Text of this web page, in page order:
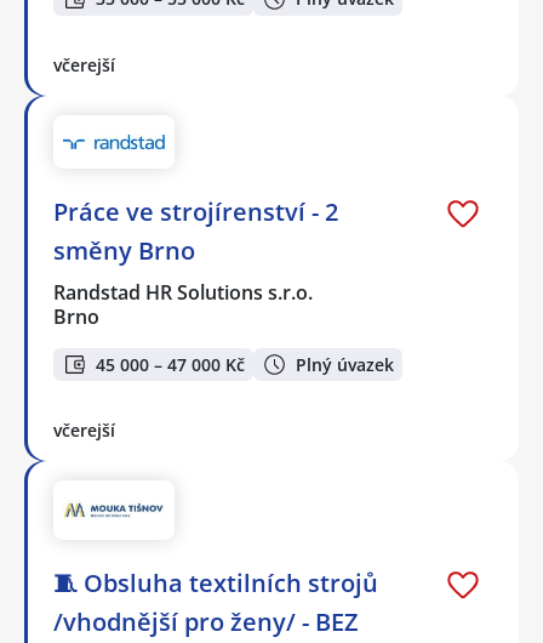
včerejší
Práce ve strojírenství - 2
směny Brno
Randstad HR Solutions s.r.o.
Brno
45 000 – 47 000 Kč Plný úvazek
včerejší
🧵 Obsluha textilních strojů
/vhodnější pro ženy/ - BEZ